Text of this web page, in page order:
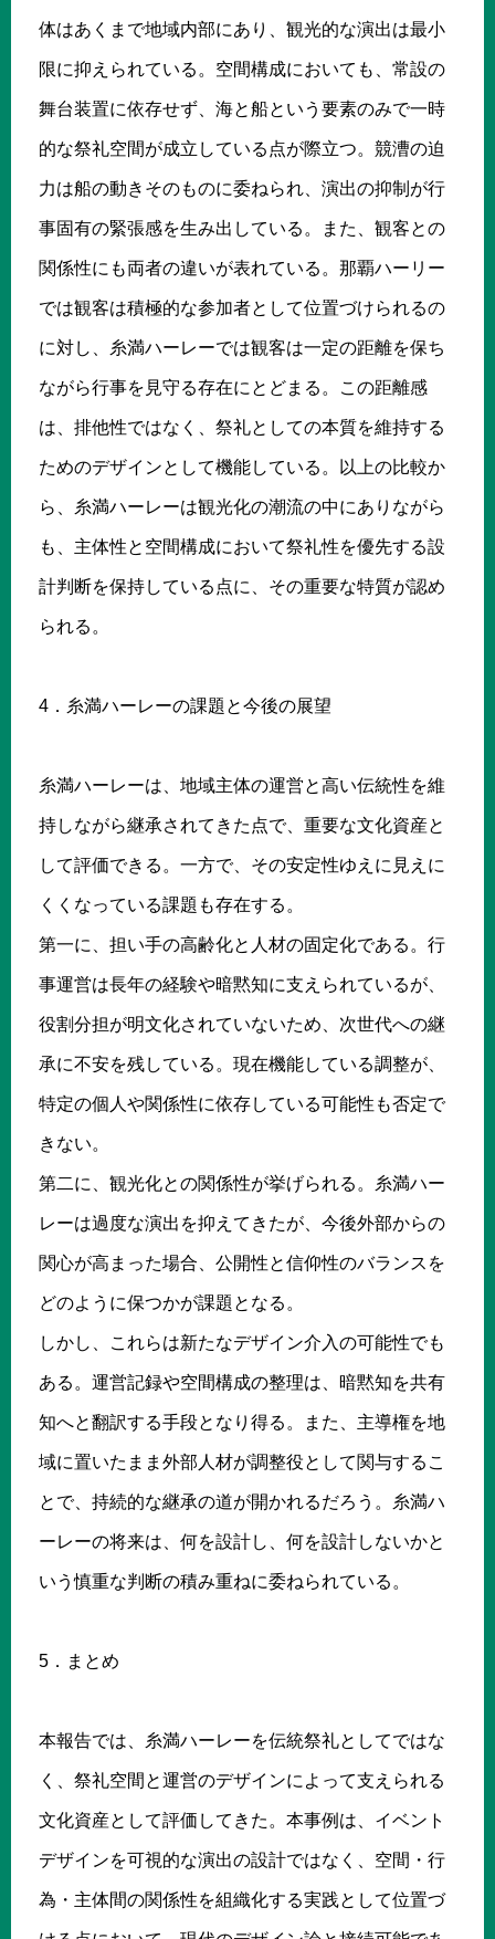
体はあくまで地域内部にあり、観光的な演出は最小
限に抑えられている。空間構成においても、常設の
舞台装置に依存せず、海と船という要素のみで一時
的な祭礼空間が成立している点が際立つ。競漕の迫
力は船の動きそのものに委ねられ、演出の抑制が行
事固有の緊張感を生み出している。また、観客との
関係性にも両者の違いが表れている。那覇ハーリー
では観客は積極的な参加者として位置づけられるの
に対し、糸満ハーレーでは観客は一定の距離を保ち
ながら行事を見守る存在にとどまる。この距離感
は、排他性ではなく、祭礼としての本質を維持する
ためのデザインとして機能している。以上の比較か
ら、糸満ハーレーは観光化の潮流の中にありながら
も、主体性と空間構成において祭礼性を優先する設
計判断を保持している点に、その重要な特質が認め
られる。
4．糸満ハーレーの課題と今後の展望
糸満ハーレーは、地域主体の運営と高い伝統性を維
持しながら継承されてきた点で、重要な文化資産と
して評価できる。一方で、その安定性ゆえに見えに
くくなっている課題も存在する。
第一に、担い手の高齢化と人材の固定化である。行
事運営は長年の経験や暗黙知に支えられているが、
役割分担が明文化されていないため、次世代への継
承に不安を残している。現在機能している調整が、
特定の個人や関係性に依存している可能性も否定で
きない。
第二に、観光化との関係性が挙げられる。糸満ハー
レーは過度な演出を抑えてきたが、今後外部からの
関心が高まった場合、公開性と信仰性のバランスを
どのように保つかが課題となる。
しかし、これらは新たなデザイン介入の可能性でも
ある。運営記録や空間構成の整理は、暗黙知を共有
知へと翻訳する手段となり得る。また、主導権を地
域に置いたまま外部人材が調整役として関与するこ
とで、持続的な継承の道が開かれるだろう。糸満ハ
ーレーの将来は、何を設計し、何を設計しないかと
いう慎重な判断の積み重ねに委ねられている。
5．まとめ
本報告では、糸満ハーレーを伝統祭礼としてではな
く、祭礼空間と運営のデザインによって支えられる
文化資産として評価してきた。本事例は、イベント
デザインを可視的な演出の設計ではなく、空間・行
為・主体間の関係性を組織化する実践として位置づ